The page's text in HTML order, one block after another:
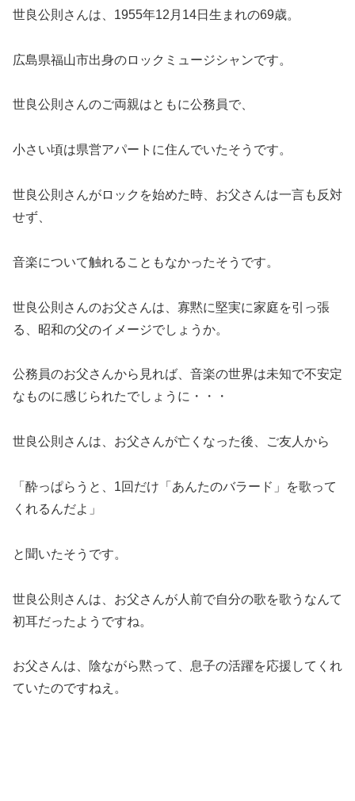
世良公則さんは、1955年12月14日生まれの69歳。
広島県福山市出身のロックミュージシャンです。
世良公則さんのご両親はともに公務員で、
小さい頃は県営アパートに住んでいたそうです。
世良公則さんがロックを始めた時、お父さんは一言も反対
せず、
音楽について触れることもなかったそうです。
世良公則さんのお父さんは、寡黙に堅実に家庭を引っ張
る、昭和の父のイメージでしょうか。
公務員のお父さんから見れば、音楽の世界は未知で不安定
なものに感じられたでしょうに・・・
世良公則さんは、お父さんが亡くなった後、ご友人から
「酔っぱらうと、1回だけ「あんたのバラード」を歌って
くれるんだよ」
と聞いたそうです。
世良公則さんは、お父さんが人前で自分の歌を歌うなんて
初耳だったようですね。
お父さんは、陰ながら黙って、息子の活躍を応援してくれ
ていたのですねえ。